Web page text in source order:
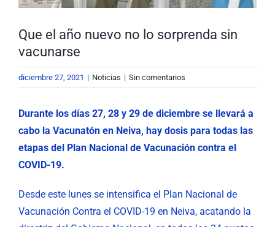
Que el año nuevo no lo sorprenda sin
vacunarse
diciembre 27, 2021 | Noticias | Sin comentarios
Durante los días 27, 28 y 29 de diciembre se llevará a
cabo la Vacunatón en Neiva, hay dosis para todas las
etapas del Plan Nacional de Vacunación contra el
COVID-19.
Desde este lunes se intensifica el Plan Nacional de
Vacunación Contra el COVID-19 en Neiva, acatando la